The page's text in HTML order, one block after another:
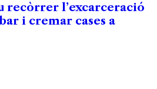
recòrrer l’excarceració
i cremar cases a